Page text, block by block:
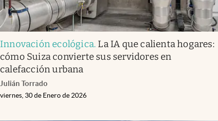
Innovación ecológica. La IA que calienta hogares:
cómo Suiza convierte sus servidores en
calefacción urbana
Julián Torrado
viernes, 30 de Enero de 2026